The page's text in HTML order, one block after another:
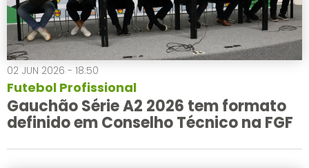
02 JUN 2026 - 18:50
Futebol Profissional
Gauchão Série A2 2026 tem formato
definido em Conselho Técnico na FGF